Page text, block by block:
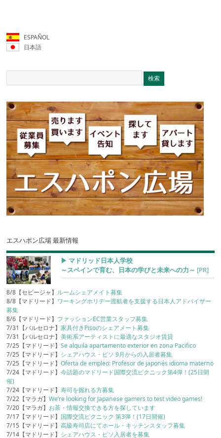
ESPAÑOL
日本語
エスハポン広場 最新情報
▶︎ マドリッド日本人学校
～スペインで育む、日本の学びと未来への力～ [PR]
8/8【セビージャ】 ルームシェアメイト募集
8/8【マドリード】 ワーキングホリデー渡航者を支援する日本人アドバイザー
募集
8/6【マドリード】 ファッションEC営業スタッフ募集
7/31【バルセロナ】家具付きPisoのシェアメート募集
7/31【バルセロナ】美術系アーティストに最適なスタジオ賃貸
7/25【マドリード】Se alquila apartamento exterior en zona Pacifico
7/25【マドリード】 シェアハウス・ピソ 9月からの入居者募集
7/25【マドリード】Oferta de empleo: Profesor de japonés idioma materno
7/24【マドリード】今話題のマドリード国際交流ピクニック第4弾！(25日開
催)
7/24【マドリード】寿司を握れる方募集
7/22【マラガ】We’re looking for Japanese gamers to test video games!
7/20【マラガ】 お茶・情報交換できる方を探しています
7/17【マドリード】 国際交流ピクニック 第3弾！(17日開催)
7/15【マドリード】高級寿司店にてホール・キッチンスタッフ募集
7/14【マドリード】 シェアハウス・ピソ入居者を募集